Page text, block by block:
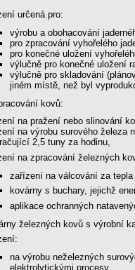
určená pro:
výrobu a obohacování
pro zpracování vyhořelého
pro konečné uložení
výlučně pro konečné uložení
výlučně pro skladování
jiném místě, než byl
kovů:
na pražení nebo slinování
na výrobu surového železa
2,5 tuny za hodinu,
na zpracování železných
zařízení na válcování za
kovárny s buchary, jejichž
aplikace ochranných
železných kovů s výrobní
na výrobu neželezných
elektrolytickými procesy,